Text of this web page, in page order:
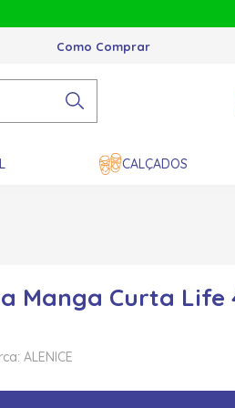
Como Comprar
CALÇADOS
Manga Curta Life
ALENICE